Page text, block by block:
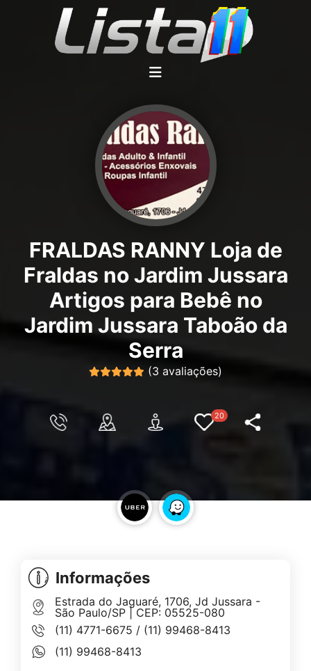
FRALDAS RANNY Loja de
Fraldas no Jardim Jussara
Artigos para Bebê no
Jardim Jussara Taboão da
Serra
(3 avaliações)
20
Informações
Estrada do Jaguaré, 1706, Jd Jussara -
São Paulo/SP | CEP: 05525-080
(11) 4771-6675 / (11) 99468-8413
(11) 99468-8413